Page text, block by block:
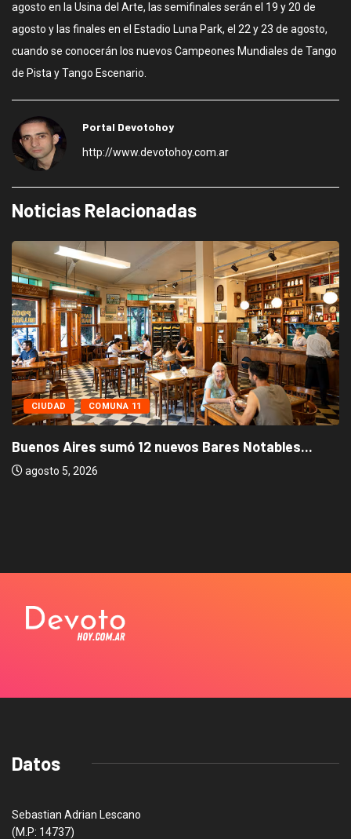
agosto en la Usina del Arte, las semifinales serán el 19 y 20 de
agosto y las finales en el Estadio Luna Park, el 22 y 23 de agosto,
cuando se conocerán los nuevos Campeones Mundiales de Tango
de Pista y Tango Escenario.
Portal Devotohoy
http://www.devotohoy.com.ar
Noticias Relacionadas
CIUDAD COMUNA 11
Buenos Aires sumó 12 nuevos Bares Notables...
agosto 5, 2026
Datos
Sebastian Adrian Lescano
(M.P: 14737)